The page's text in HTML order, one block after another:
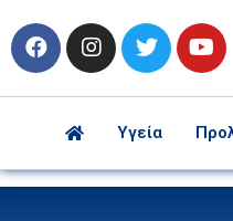
Υγεία